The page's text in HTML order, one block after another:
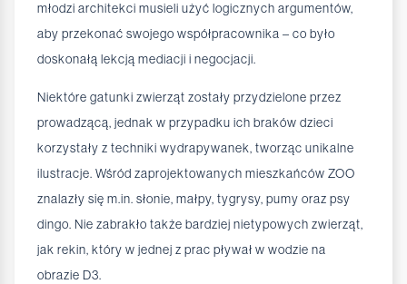
młodzi architekci musieli użyć logicznych argumentów,
aby przekonać swojego współpracownika – co było
doskonałą lekcją mediacji i negocjacji.
Niektóre gatunki zwierząt zostały przydzielone przez
prowadzącą, jednak w przypadku ich braków dzieci
korzystały z techniki wydrapywanek, tworząc unikalne
ilustracje. Wśród zaprojektowanych mieszkańców ZOO
znalazły się m.in. słonie, małpy, tygrysy, pumy oraz psy
dingo. Nie zabrakło także bardziej nietypowych zwierząt,
jak rekin, który w jednej z prac pływał w wodzie na
obrazie D3.